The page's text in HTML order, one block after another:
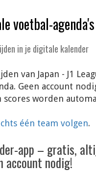
voetbal-agenda's
in je digitale kalender
van Japan - J1
Geen account
scores worden
één team volgen.
app – gratis,
account nodig!